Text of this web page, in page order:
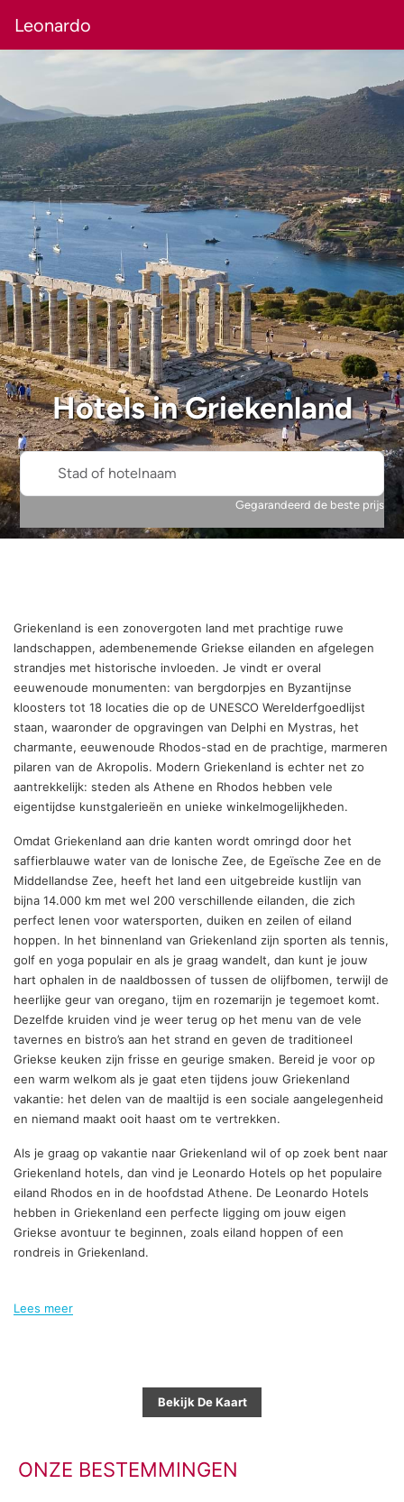
Leonardo
Hotels inGriekenland
Stad of hotelnaam
Gegarandeerd de beste prijs
Griekenland is een zonovergoten land met prachtige ruwe
landschappen, adembenemende Griekse eilanden en afgelegen
strandjes met historische invloeden. Je vindt er overal
eeuwenoude monumenten: van bergdorpjes en Byzantijnse
kloosters tot 18 locaties die op de UNESCO Werelderfgoedlijst
staan, waaronder de opgravingen van Delphi en Mystras, het
charmante, eeuwenoude Rhodos-stad en de prachtige, marmeren
pilaren van de Akropolis. Modern Griekenland is echter net zo
aantrekkelijk: steden als Athene en Rhodos hebben vele
eigentijdse kunstgalerieën en unieke winkelmogelijkheden.
Omdat Griekenland aan drie kanten wordt omringd door het
saffierblauwe water van de Ionische Zee, de Egeïsche Zee en de
Middellandse Zee, heeft het land een uitgebreide kustlijn van
bijna 14.000 km met wel 200 verschillende eilanden, die zich
perfect lenen voor watersporten, duiken en zeilen of eiland
hoppen. In het binnenland van Griekenland zijn sporten als tennis,
golf en yoga populair en als je graag wandelt, dan kunt je jouw
hart ophalen in de naaldbossen of tussen de olijfbomen, terwijl de
heerlijke geur van oregano, tijm en rozemarijn je tegemoet komt.
Dezelfde kruiden vind je weer terug op het menu van de vele
tavernes en bistro’s aan het strand en geven de traditioneel
Griekse keuken zijn frisse en geurige smaken. Bereid je voor op
een warm welkom als je gaat eten tijdens jouw Griekenland
vakantie: het delen van de maaltijd is een sociale aangelegenheid
en niemand maakt ooit haast om te vertrekken.
Als je graag op vakantie naar Griekenland wil of op zoek bent naar
Griekenland hotels, dan vind je Leonardo Hotels op het populaire
eiland Rhodos en in de hoofdstad Athene. De Leonardo Hotels
hebben in Griekenland een perfecte ligging om jouw eigen
Griekse avontuur te beginnen, zoals eiland hoppen of een
rondreis in Griekenland.
Lees meer
Bekijk De Kaart
ONZE BESTEMMINGEN